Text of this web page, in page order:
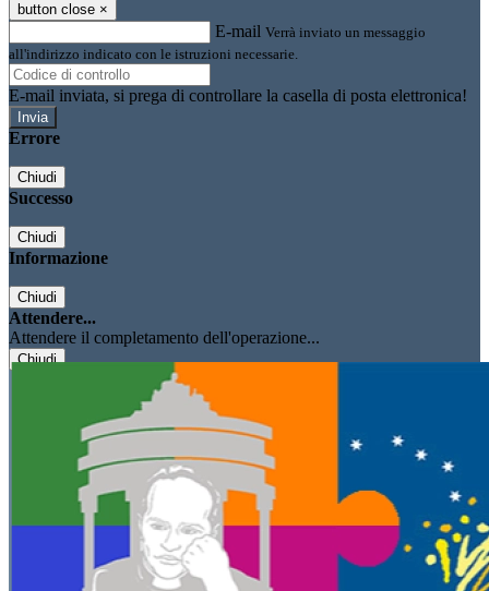
button close ×
E-mail Verrà inviato un messaggio
all'indirizzo indicato con le istruzioni necessarie.
E-mail inviata, si prega di controllare la casella di posta elettronica!
Errore
Chiudi
Successo
Chiudi
Informazione
Chiudi
Attendere...
Attendere il completamento dell'operazione...
Chiudi